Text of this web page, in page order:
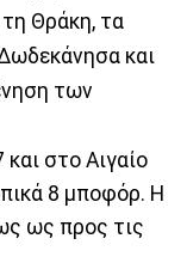
τη Θράκη, τα
και
των
και στο Αιγαίο
8 μποφόρ. Η
ως προς τις